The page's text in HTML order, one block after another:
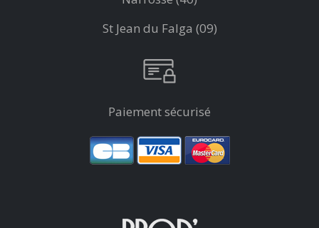
St Jean du Falga (09)
Paiement sécurisé